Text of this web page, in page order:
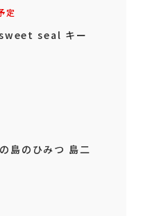
定
seal キー
島のひみつ 島二